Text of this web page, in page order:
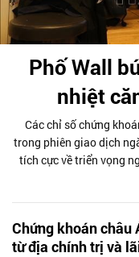
Phố Wall
nhiệt
Các chỉ số chứng
trong phiên giao dịch
tích cực về triển vọng
bớt lo ngại về
Chứng khoán châu
từ địa chính trị và